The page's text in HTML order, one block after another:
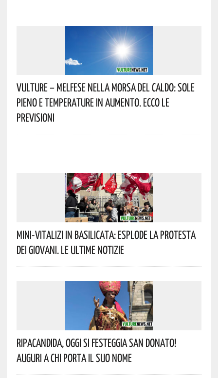
Vulture – Melfese Nella Morsa Del Caldo: Sole
Pieno E Temperature In Aumento. Ecco Le
Previsioni
Mini-Vitalizi In Basilicata: Esplode La Protesta
Dei Giovani. Le Ultime Notizie
Ripacandida, Oggi Si Festeggia San Donato!
Auguri A Chi Porta Il Suo Nome